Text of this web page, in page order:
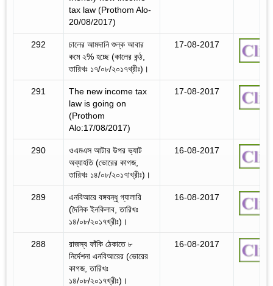
tax law (Prothom Alo-
20/08/2017)
292
চালের আমদানি শুল্ক আবার
কমে ২% হচ্ছে (কালের কন্ঠ,
তারিখঃ ১৭/০৮/২০১৭খ্রীঃ)।
17-08-2017
291
The new income tax
law is going on
(Prothom
Alo:17/08/2017)
17-08-2017
290
ওএমএস আটার উপর ভ্যাট
অব্যাহতি (ভোরের কাগজ,
তারিখঃ ১৪/০৮/২০১৭াখ্রীঃ)।
16-08-2017
289
এনবিআরে বঙ্গবন্ধু গ্যালারি
(দৈনিক ইনকিলাব, তারিখঃ
১৪/০৮/২০১৭খ্রীঃ)।
16-08-2017
288
রাজস্ব ফাঁকি ঠেকাতে ৮
নির্দেশনা এনবিআরের (ভোরের
কাগজ, তারিখঃ
১৪/০৮/২০১৭খ্রীঃ)।
16-08-2017